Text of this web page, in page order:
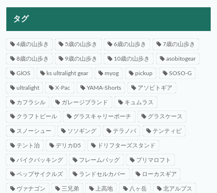
タグ
4歳の山歩き 5歳の山歩き 6歳の山歩き 7歳の山歩き
8歳の山歩き 9歳の山歩き 10歳の山歩き asobitogear
GIOS ks ultralight gear myog pickup SOSO-G
ultralight X-Pac YAMA-Shorts アソビトギア
カフラシル ガレージブランド キュムラス
クラフトビール グラスキャリーポーチ グラスケース
スノーシュー ソソギング テラノバ テンティピ
テント泊 デリカD5 ドリフターズスタンド
バイクパッキング フレームバッグ プリマロフト
ペップサイクルズ ランドセルカバー ローカスギア
ヴァナゴン 三兄弟 上高地 八ヶ岳 北アルプス